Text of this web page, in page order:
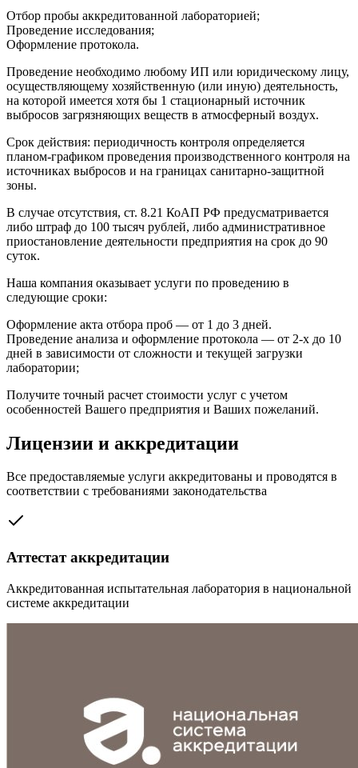
Отбор пробы аккредитованной лабораторией;
Проведение исследования;
Оформление протокола.
Проведение необходимо любому ИП или юридическому лицу,
осуществляющему хозяйственную (или иную) деятельность,
на которой имеется хотя бы 1 стационарный источник
выбросов загрязняющих веществ в атмосферный воздух.
Срок действия: периодичность контроля определяется
планом-графиком проведения производственного контроля на
источниках выбросов и на границах санитарно-защитной
зоны.
В случае отсутствия, ст. 8.21 КоАП РФ предусматривается
либо штраф до 100 тысяч рублей, либо административное
приостановление деятельности предприятия на срок до 90
суток.
Наша компания оказывает услуги по проведению в
следующие сроки:
Оформление акта отбора проб — от 1 до 3 дней.
Проведение анализа и оформление протокола — от 2-х до 10
дней в зависимости от сложности и текущей загрузки
лаборатории;
Получите точный расчет стоимости услуг с учетом
особенностей Вашего предприятия и Ваших пожеланий.
Лицензии и аккредитации
Все предоставляемые услуги аккредитованы и проводятся в
соответствии с требованиями законодательства
Аттестат аккредитации
Аккредитованная испытательная лаборатория в национальной
системе аккредитации